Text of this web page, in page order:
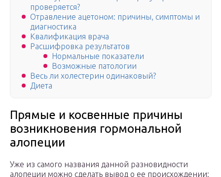
проверяется?
Отравление ацетоном: причины, симптомы и
диагностика
Квалификация врача
Расшифровка результатов
Нормальные показатели
Возможные патологии
Весь ли холестерин одинаковый?
Диета
Прямые и косвенные причины
возникновения гормональной
алопеции
Уже из самого названия данной разновидности
алопеции можно сделать вывод о ее происхождении: